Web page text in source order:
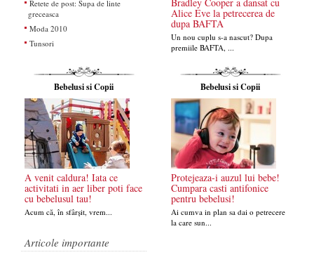
Retete de post: Supa de linte
greceasca
Moda 2010
Tunsori
Bradley Cooper a dansat cu
Alice Eve la petrecerea de
dupa BAFTA
Un nou cuplu s-a nascut? Dupa
premiile BAFTA, ...
Bebelusi si Copii
A venit caldura! Iata ce
activitati in aer liber poti face
cu bebelusul tau!
Acum că, în sfârșit, vrem...
Bebelusi si Copii
Protejeaza-i auzul lui bebe!
Cumpara casti antifonice
pentru bebelusi!
Ai cumva in plan sa dai o petrecere
la care sun...
Articole importante